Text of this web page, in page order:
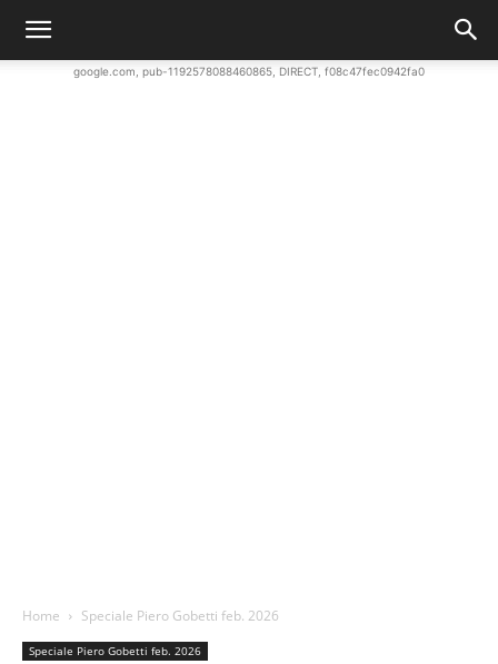
google.com, pub-1192578088460865, DIRECT, f08c47fec0942fa0
Home Speciale Piero Gobetti feb. 2026
Speciale Piero Gobetti feb. 2026